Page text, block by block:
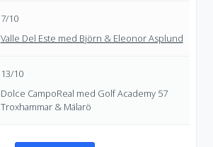
7/10
Valle Del Este med Björn & Eleonor Asplund
13/10
Dolce CampoReal med Golf Academy 57
Troxhammar & Mälarö